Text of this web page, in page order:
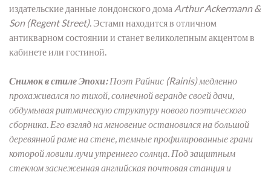
издательские данные лондонского дома Arthur Ackermann &
Son (Regent Street). Эстамп находится в отличном
антикварном состоянии и станет великолепным акцентом в
кабинете или гостиной.
Снимок в стиле Эпохи: Поэт Райнис (Rainis) медленно
прохаживался по тихой, солнечной веранде своей дачи,
обдумывая ритмическую структуру нового поэтического
сборника. Его взгляд на мгновение остановился на большой
деревянной раме на стене, темные профилированные грани
которой ловили лучи утреннего солнца. Под защитным
стеклом заснеженная английская почтовая станция и